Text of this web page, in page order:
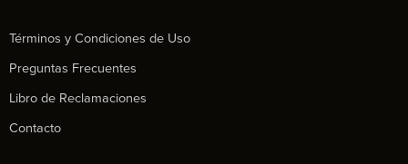
Términos y Condiciones de Uso
Preguntas Frecuentes
Libro de Reclamaciones
Contacto